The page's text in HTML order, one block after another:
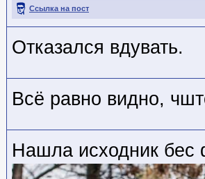
Ссылка на пост
Отказался вдувать.
Всё равно видно,
Нашла исходник бес